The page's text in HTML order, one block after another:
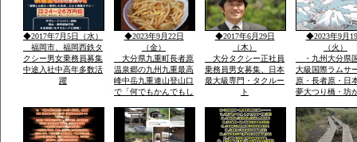
行き「神宿る島」宗
像・沖ノ島関連がユネ
スコ世界遺産に登録見
て聞いてビツクリです
のせ神湊までそ
ご神体を宗像大
運び大島遥拝所
お宿「まなべ
◆2017年7月5日（水）
福岡市、福岡西鉄タ
クシー男女乗務員募集
中途入社中高年多数活
躍
◆2023年9月22日
（金）
大分県九重町長者原
温泉郷の九州九重最高
峰中岳九重連山登山口
で「何でもかんでもし
告・温泉豊富なエリア
で開催報告地元民のジ
ビエ料理・鹿・いのし
◆2017年6月29日
（木）
大分タクシー正社員
乗務員男女募集、日本
最大級専門・タクルー
ト
◆2023年9月
（火）
・九州大分県
大級国際ラムサ
原・長者原・日
夢大つり橋・坊
華院温泉山荘・
山九州最高峰中
重連山・標高・